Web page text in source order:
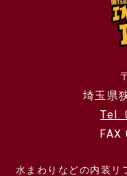
埼玉県
Tel.
水まわりなどの内装リ